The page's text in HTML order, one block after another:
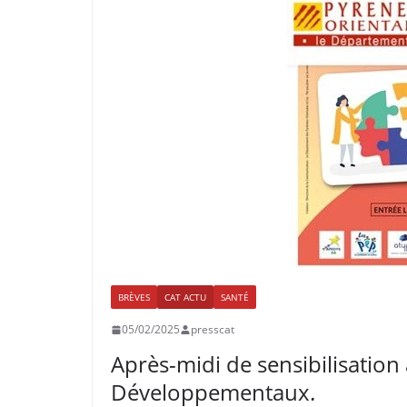
BRÈVES CAT ACTU SANTÉ
05/02/2025 presscat
Après-midi de
Développementaux.